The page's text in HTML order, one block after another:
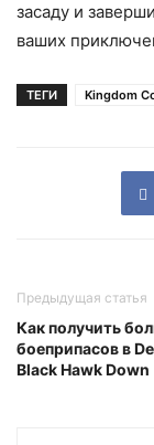
засаду и
ваших
ТЕГИ Kingdom
Предыдущая статья
Как получить
боеприпасов в
Black Hawk Down